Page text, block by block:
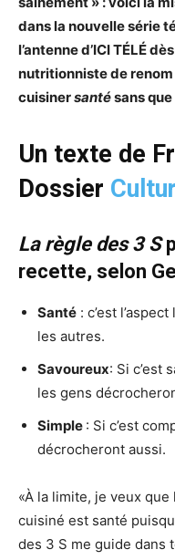
dans la nouvelle série
l’antenne d’ICI TÉLÉ
nutritionniste de
cuisinersantésans
Un texte de
Dossier
La règle des 3 S
recette, selon
Santé : c’est
les autres.
Savoureux: Si c’est
les gens
Simple : Si c’est
décrocheront aussi.
«À la limite, je veux
cuisiné est santé
des 3 S me guide dans